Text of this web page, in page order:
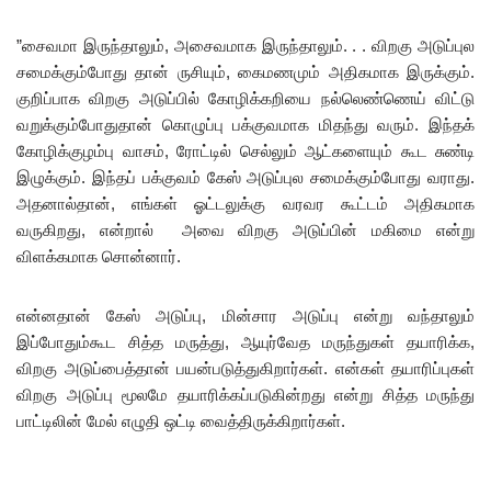
”சைவமா இருந்தாலும், அசைவமாக இருந்தாலும். . . விறகு அடுப்புல
சமைக்கும்போது தான் ருசியும், கைமணமும் அதிகமாக இருக்கும்.
குறிப்பாக விறகு அடுப்பில் கோழிக்கறியை நல்லெண்ணெய் விட்டு
வறுக்கும்போதுதான் கொழுப்பு பக்குவமாக மிதந்து வரும். இந்தக்
கோழிக்குழம்பு வாசம், ரோட்டில் செல்லும் ஆட்களையும் கூட சுண்டி
இழுக்கும். இந்தப் பக்குவம் கேஸ் அடுப்புல சமைக்கும்போது வராது.
அதனால்தான், எங்கள் ஓட்டலுக்கு வரவர கூட்டம் அதிகமாக
வருகிறது, என்றால் அவை விறகு அடுப்பின் மகிமை என்று
விளக்கமாக சொன்னார்.
என்னதான் கேஸ் அடுப்பு, மின்சார அடுப்பு என்று வந்தாலும்
இப்போதும்கூட சித்த மருத்து, ஆயுர்வேத மருந்துகள் தயாரிக்க,
விறகு அடுப்பைத்தான் பயன்படுத்துகிறார்கள். என்கள் தயாரிப்புகள்
விறகு அடுப்பு மூலமே தயாரிக்கப்படுகின்றது என்று சித்த மருந்து
பாட்டிலின் மேல் எழுதி ஒட்டி வைத்திருக்கிறார்கள்.